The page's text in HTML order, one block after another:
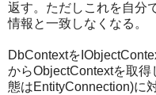
返す。ただしこれを自分
情報と一致しなくなる。
DbContextを
からObjectContextを取
態はEntityConnection)に